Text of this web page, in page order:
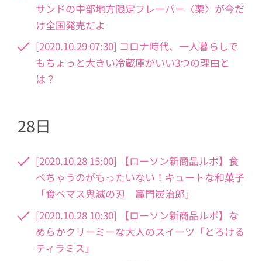
サンドの中部地方限定フレーバー〈栗〉が今だ
け全国発売だよ
[2020.10.29 07:30] コロナ時代、一人暮らしで
もちょっと大きい冷蔵庫がいい3つの理由と
は？
28日
[2020.10.28 15:00] 【ローソン新商品ルポ】食
べちゃうのがもったいない！キュートな和菓子
「食べマス鬼滅の刃 竈門炭治郎」
[2020.10.28 10:30] 【ローソン新商品ルポ】な
めらかクリーミーな大人のスイーツ「とろける
ティラミス」